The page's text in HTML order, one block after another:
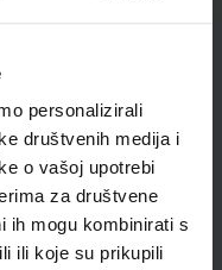
personalizirali
društvenih medija i
o vašoj upotrebi
za društvene
ih mogu kombinirati s
ili koje su prikupili